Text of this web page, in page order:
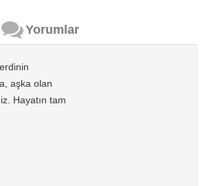
Yorumlar
aşka olan
Hayatın tam